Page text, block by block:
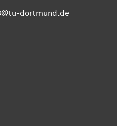
dortmund.de